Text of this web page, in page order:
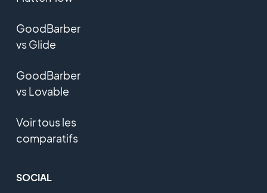
GoodBarber
vs Glide
GoodBarber
vs Lovable
Voir tous les
comparatifs
SOCIAL